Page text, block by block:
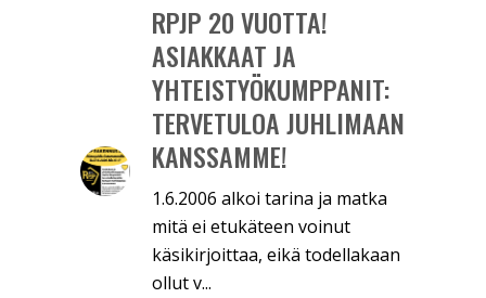
RPJP 20 VUOTTA!
ASIAKKAAT JA
YHTEISTYÖKUMPPANIT:
TERVETULOA JUHLIMAAN
KANSSAMME!
1.6.2006 alkoi tarina ja matka
mitä ei etukäteen voinut
käsikirjoittaa, eikä todellakaan
ollut v...